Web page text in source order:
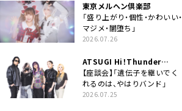
東京メルヘン倶楽部
「盛り上がり・個性・かわいい・
マジメ・闇堕ち」
2026.07.26
ATSUGI Hi！Thunder
Rock Festival
【座談会】「遺伝子を継いでく
れるのは、やはりバンド」
2026.07.25